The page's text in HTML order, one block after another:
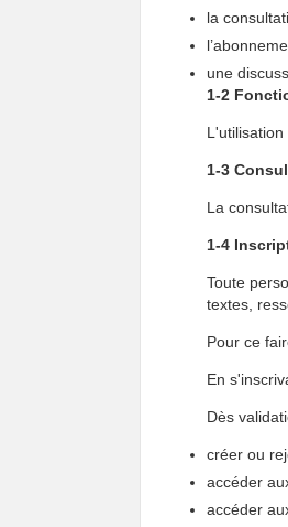
la
une
1-2
1-3
La
1-4
Toute
textes,
Pour ce
En
Dès
créer ou
accéder
accéder